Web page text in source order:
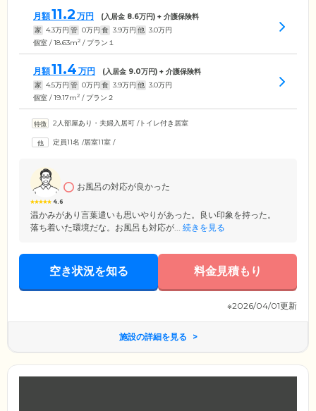
月額11.2 万円 (入居金 8.6万円) + 介護保険料
家 4.3万円 管 0万円 食 3.9万円 他 3.0万円
個室 / 18.63m2 / プラン１
月額11.4 万円 (入居金 9.0万円) + 介護保険料
家 4.5万円 管 0万円 食 3.9万円 他 3.0万円
個室 / 19.17m2 / プラン２
2人部屋あり・夫婦入居可 /トイレ付き居室
定員11名 /居室11室 /
4.6
お風呂の対応が良かった
温かみがあり言葉遣いも思いやりがあった。良い印象を持った。
落ち着いた環境だな。お風呂も対応が... 続きを見る
空き状況を知る 料金見積もり
※2026/04/01更新
施設の詳細を見る